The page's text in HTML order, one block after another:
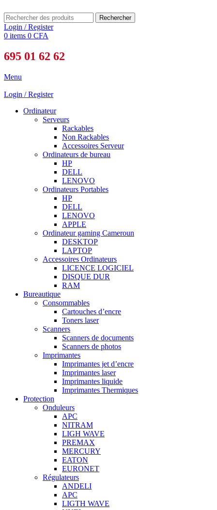
Rechercher
Login / Register
0 items 0 CFA
695 01 62 62
Menu
Login / Register
Ordinateur
Serveurs
Rackables
Non Rackables
Accessoires Serveur
Ordinateurs de bureau
HP
DELL
LENOVO
Ordinateurs Portables
HP
DELL
LENOVO
APPLE
Ordinateur gaming Cameroun
DESKTOP
LAPTOP
Accessoires Ordinateurs
LICENCE LOGICIEL
DISQUE DUR
RAM
Bureautique
Consommables
Cartouches d’encre
Toners laser
Scanners
Scanners de documents
Scanners de photos
Imprimantes
Imprimantes jet d’encre
Imprimantes laser
Imprimantes liquide
Imprimantes Thermiques
Protection
Onduleurs
APC
NITRAM
LIGH WAVE
PREMAX
MERCURY
EATON
EURONET
Régulateurs
ANDELI
APC
LIGTH WAVE